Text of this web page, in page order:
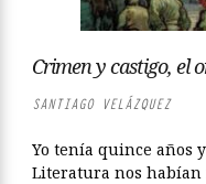
Crimen y castigo, el
SANTIAGO VELÁZQUEZ
Yo tenía quince años
Literatura nos habían